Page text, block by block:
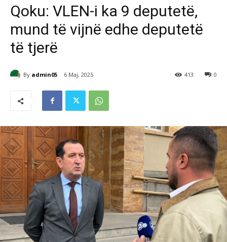
Qoku: VLEN-i ka 9 deputetë,
mund të vijnë edhe deputetë
të tjerë
By admin05 6 Maj, 2025 0
413